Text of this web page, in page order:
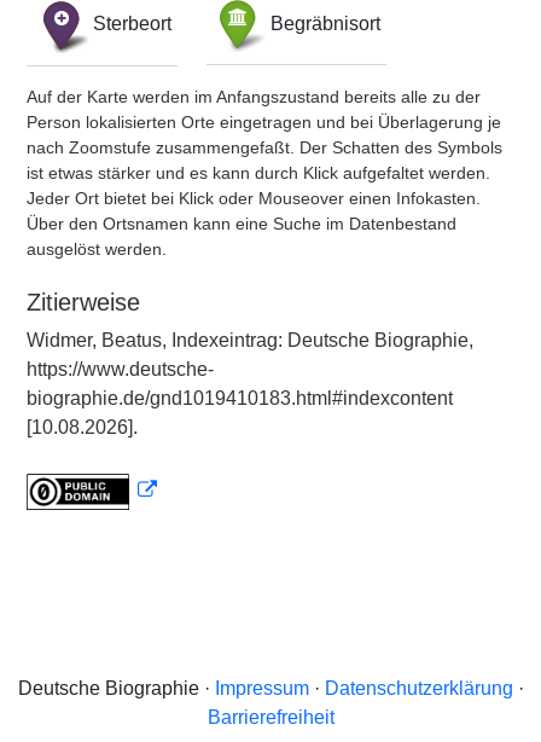
Sterbeort Begräbnisort
Auf der Karte werden im Anfangszustand bereits alle zu der
Person lokalisierten Orte eingetragen und bei Überlagerung je
nach Zoomstufe zusammengefaßt. Der Schatten des Symbols
ist etwas stärker und es kann durch Klick aufgefaltet werden.
Jeder Ort bietet bei Klick oder Mouseover einen Infokasten.
Über den Ortsnamen kann eine Suche im Datenbestand
ausgelöst werden.
Zitierweise
Widmer, Beatus, Indexeintrag: Deutsche Biographie,
https://www.deutsche-
biographie.de/gnd1019410183.html#indexcontent
[10.08.2026].
Deutsche Biographie · Impressum· Datenschutzerklärung ·
Barrierefreiheit